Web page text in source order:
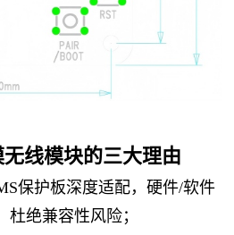
线模块的三大理由
保护板深度适配，硬件/软件
杜绝兼容性风险；